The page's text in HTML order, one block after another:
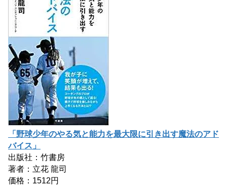
「野球少年のやる気と能力を最大限に引き出す魔法のアド
バイス」
出版社：竹書房
著者：立花 龍司
価格：1512円